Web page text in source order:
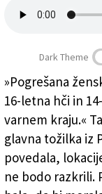
Žensko so iskali
avtomobil
(Ansa
Dark Theme
»Pogrešana
16-letna hči in
varnem kraju.«
glavna tožilka iz
povedala,
ne bodo razkrili.